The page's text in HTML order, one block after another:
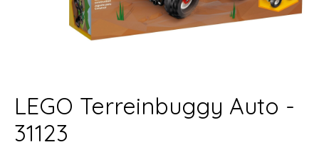
LEGO Terreinbuggy Auto -
31123